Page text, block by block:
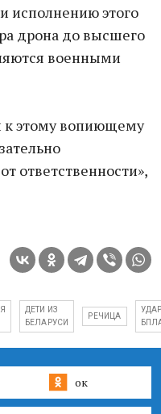
исполнению этого
дрона до высшего
военными
к этому вопиющему
ответственности»,
ДЕТИ ИЗ
БЕЛАРУСИ
РЕЧИЦА
ок